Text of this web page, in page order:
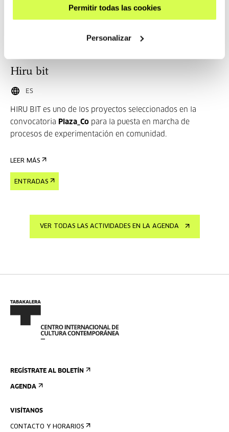
Permitir todas las cookies
Personalizar
Inscripciones abiertas
ARTE, CIENCIA, TECNOLOGÍA Y SOCIEDAD
Hiru bit
ES
HIRU BIT es uno de los proyectos seleccionados en la
convocatoria Plaza_Co para la puesta en marcha de
procesos de experimentación en comunidad.
LEER MÁS
ENTRADAS
VER TODAS LAS ACTIVIDADES EN LA AGENDA
REGÍSTRATE AL BOLETÍN
AGENDA
VISÍTANOS
CONTACTO Y HORARIOS